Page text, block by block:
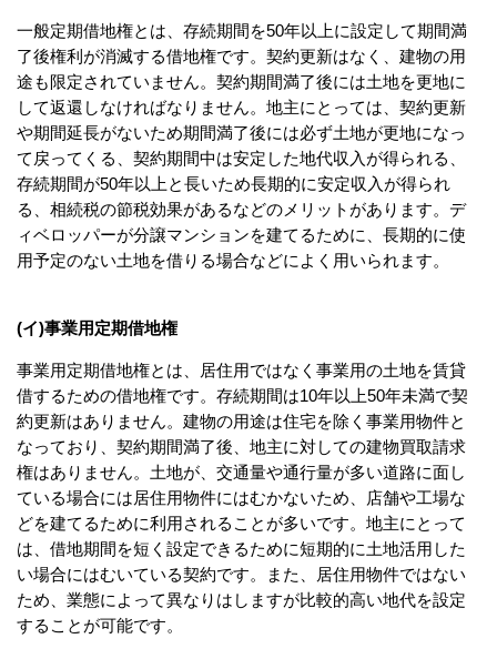
一般定期借地権とは、存続期間を50年以上に設定して期間満
了後権利が消滅する借地権です。契約更新はなく、建物の用
途も限定されていません。契約期間満了後には土地を更地に
して返還しなければなりません。地主にとっては、契約更新
や期間延長がないため期間満了後には必ず土地が更地になっ
て戻ってくる、契約期間中は安定した地代収入が得られる、
存続期間が50年以上と長いため長期的に安定収入が得られ
る、相続税の節税効果があるなどのメリットがあります。デ
ィベロッパーが分譲マンションを建てるために、長期的に使
用予定のない土地を借りる場合などによく用いられます。
(イ)事業用定期借地権
事業用定期借地権とは、居住用ではなく事業用の土地を賃貸
借するための借地権です。存続期間は10年以上50年未満で契
約更新はありません。建物の用途は住宅を除く事業用物件と
なっており、契約期間満了後、地主に対しての建物買取請求
権はありません。土地が、交通量や通行量が多い道路に面し
ている場合には居住用物件にはむかないため、店舗や工場な
どを建てるために利用されることが多いです。地主にとって
は、借地期間を短く設定できるために短期的に土地活用した
い場合にはむいている契約です。また、居住用物件ではない
ため、業態によって異なりはしますが比較的高い地代を設定
することが可能です。